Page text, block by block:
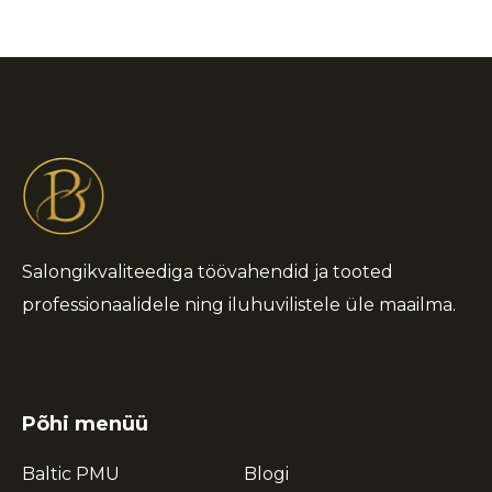
Salongikvaliteediga töövahendid ja tooted
professionaalidele ning iluhuvilistele üle maailma.
Põhi menüü
Baltic PMU Blogi